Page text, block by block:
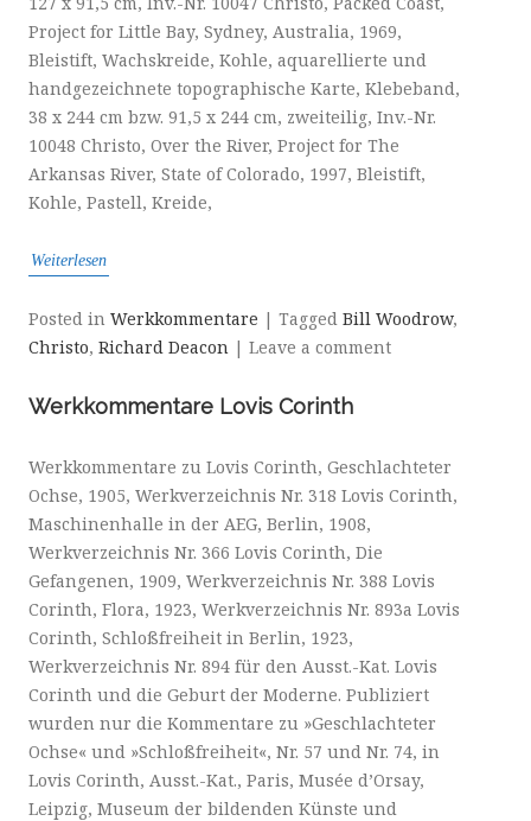
Project for Little Bay, Sydney, Australia, 1969,
Bleistift, Wachskreide, Kohle, aquarellierte und
handgezeichnete topographische Karte, Klebeband,
38 x 244 cm bzw. 91,5 x 244 cm, zweiteilig, Inv.-Nr.
10048 Christo, Over the River, Project for The
Arkansas River, State of Colorado, 1997, Bleistift,
Kohle, Pastell, Kreide,
Weiterlesen
Posted in Werkkommentare | Tagged Bill Woodrow,
Christo, Richard Deacon | Leave a comment
Werkkommentare Lovis Corinth
Werkkommentare zu Lovis Corinth, Geschlachteter
Ochse, 1905, Werkverzeichnis Nr. 318 Lovis Corinth,
Maschinenhalle in der AEG, Berlin, 1908,
Werkverzeichnis Nr. 366 Lovis Corinth, Die
Gefangenen, 1909, Werkverzeichnis Nr. 388 Lovis
Corinth, Flora, 1923, Werkverzeichnis Nr. 893a Lovis
Corinth, Schloßfreiheit in Berlin, 1923,
Werkverzeichnis Nr. 894 für den Ausst.-Kat. Lovis
Corinth und die Geburt der Moderne. Publiziert
wurden nur die Kommentare zu »Geschlachteter
Ochse« und »Schloßfreiheit«, Nr. 57 und Nr. 74, in
Lovis Corinth, Ausst.-Kat., Paris, Musée d’Orsay,
Leipzig, Museum der bildenden Künste und